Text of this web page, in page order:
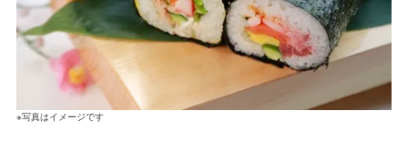
※写真はイメージです